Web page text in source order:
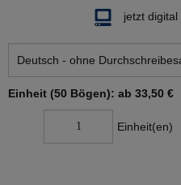
jetzt
Einheit (50 Bögen): ab 33,50 €
Einheit(en)